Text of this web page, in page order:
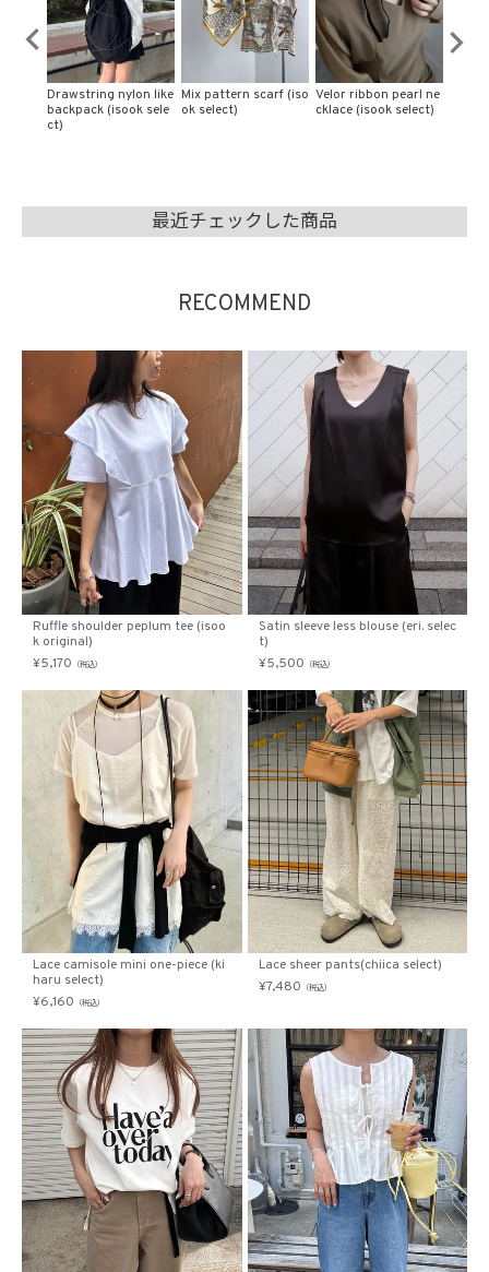
Velor ribbon pearl ne
cklace (isook select)
Pearl button tweed n
o collar jacket (isook
Nuance heart penda
nt cord necklace (iso
最近チェックした商品
RECOMMEND
Ruffle shoulder peplum tee (isoo
k original)
¥5,170 （税込）
Satin sleeve less blouse (eri. selec
t)
¥5,500 （税込）
Lace camisole mini one-piece (ki
haru select)
¥6,160 （税込）
Lace sheer pants(chiica select)
¥7,480 （税込）